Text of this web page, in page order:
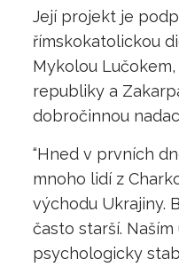
Její projekt je
římskokatolickou
Mykolou
republiky a
dobročinnou
“Hned v prvních
mnoho lidí z
východu Ukrajiny.
často starší.
psychologicky